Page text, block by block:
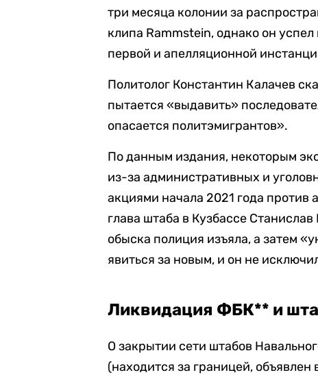
три месяца колонии за
клипа Rammstein, однако он
первой и апелляционной
Политолог Константин Калачев
пытается «выдавить»
опасается политэмигрантов».
По данным издания, некоторым
из-за административных и
акциями начала 2021 года против
глава штаба в Кузбассе
обыска полиция изъяла, а затем
явиться за новым, и он не
Ликвидация ФБК** и
О закрытии сети штабов
(находится за границей, объявлен